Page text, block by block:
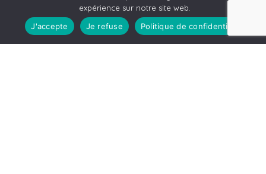
expérience sur notre site web.
J'accepte
Je refuse Politique de confidentialité